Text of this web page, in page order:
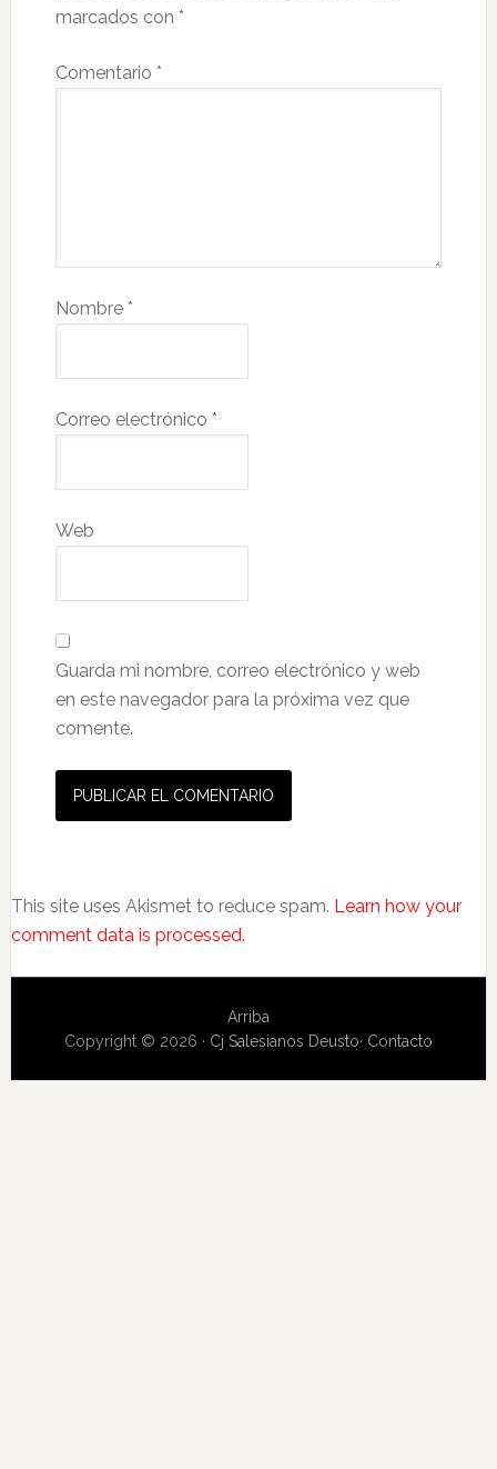
marcados con *
Comentario *
Nombre *
Correo electrónico *
Web
Guarda mi nombre, correo electrónico y web
en este navegador para la próxima vez que
comente.
This site uses Akismet to reduce spam. Learn how your
comment data is processed.
Arriba
Copyright © 2026 · Cj Salesianos Deusto· Contacto